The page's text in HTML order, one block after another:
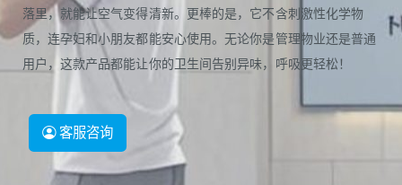
落里，就能让空气变得清新。更棒的是，它不含刺激性化学物
质，连孕妇和小朋友都能安心使用。无论你是管理物业还是普通
用户，这款产品都能让你的卫生间告别异味，呼吸更轻松！
客服咨询